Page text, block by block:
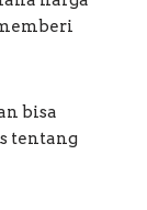
bisa
tentang